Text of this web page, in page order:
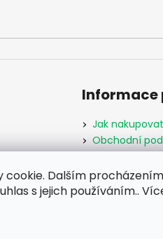
cookie. Dalším
s jejich používáním..
Informace
Jak nakupovat
Obchodní
Formulář
Moje